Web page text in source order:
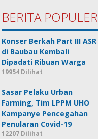
BERITA POPULER
Konser Berkah Part III ASR
di Baubau Kembali
Dipadati Ribuan Warga
19954 Dilihat
Sasar Pelaku Urban
Farming, Tim LPPM UHO
Kampanye Pencegahan
Penularan Covid-19
12207 Dilihat